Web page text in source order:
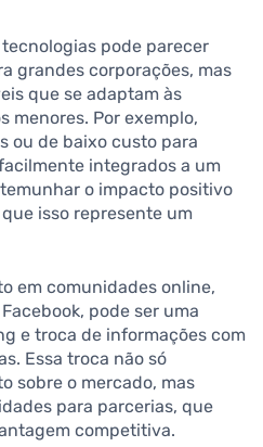
pode parecer
grandes corporações, mas
que se adaptam às
menores. Por exemplo,
ou de baixo custo para
integrados a um
o impacto positivo
isso represente um
em comunidades online,
pode ser uma
e troca de informações com
Essa troca não só
sobre o mercado, mas
para parcerias, que
competitiva.